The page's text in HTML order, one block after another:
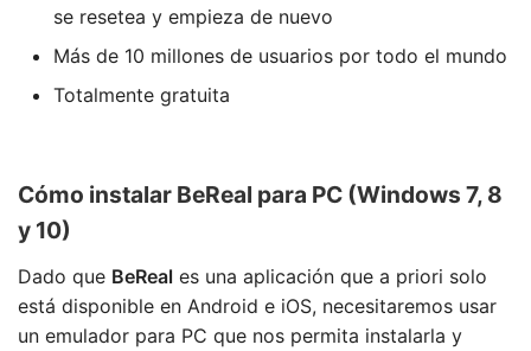
se resetea y empieza de nuevo
Más de 10 millones de usuarios por todo el mundo
Totalmente gratuita
Cómo instalar BeReal para PC (Windows 7, 8
y 10)
Dado que BeReal es una aplicación que a priori solo
está disponible en Android e iOS, necesitaremos usar
un emulador para PC que nos permita instalarla y